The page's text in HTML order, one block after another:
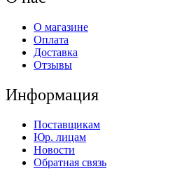
О магазине
Оплата
Доставка
Отзывы
Информация
Поставщикам
Юр. лицам
Новости
Обратная связь